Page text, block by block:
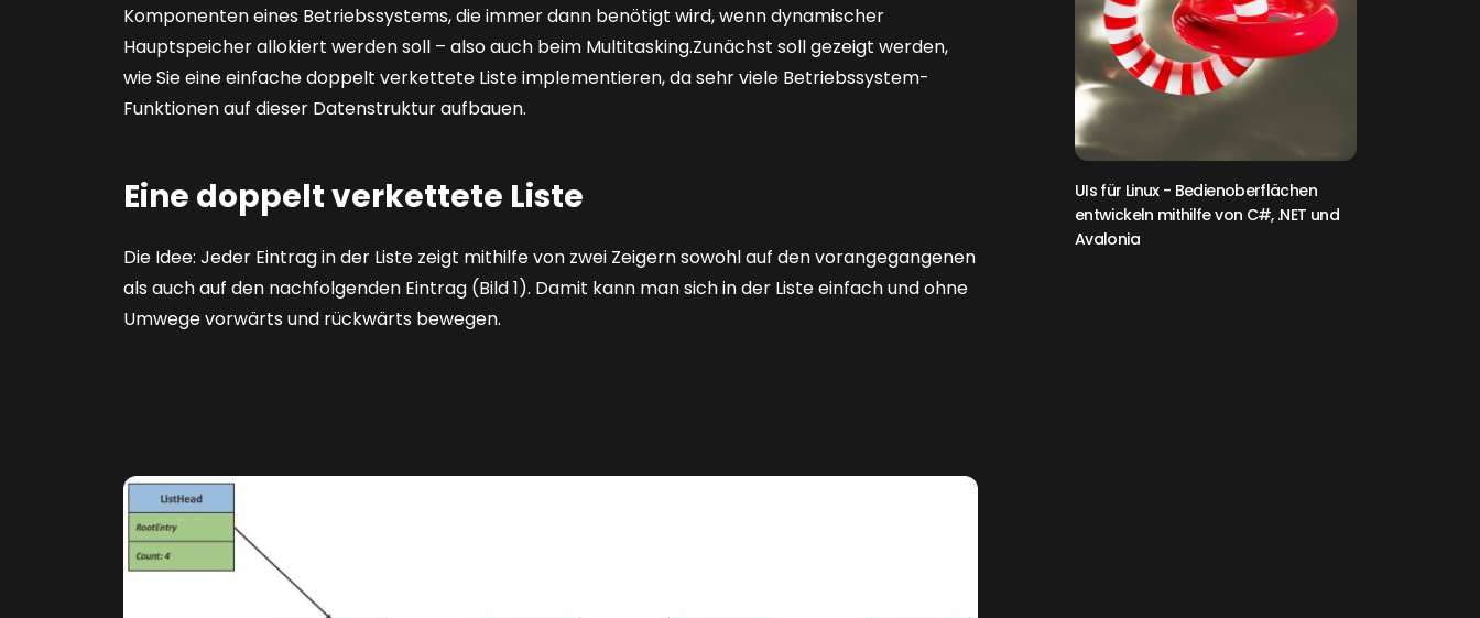
Komponenten eines Betriebssystems, die immer dann benötigt wird, wenn dynamischer
Hauptspeicher allokiert werden soll – also auch beim Multitasking.Zunächst soll gezeigt werden,
wie Sie eine einfache ­doppelt verkettete Liste implementieren, da sehr viele Betriebssystem-
Funktionen auf dieser Datenstruktur aufbauen.
Eine doppelt verkettete Liste
Die Idee: Jeder Eintrag in der Liste zeigt mithilfe von zwei Zeigern sowohl auf den vorangegangenen
als auch auf den nachfolgenden Eintrag (Bild 1). Damit kann man sich in der Liste einfach und ohne
Umwege vorwärts und rückwärts bewegen.
UIs für Linux - Bedienoberflächen
entwickeln mithilfe von C#, .NET und
Avalonia